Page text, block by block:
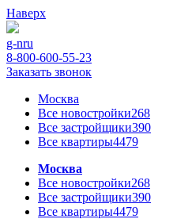
Наверх
g-nru
8-800-600-55-23
Заказать звонок
Москва
Все новостройки268
Все застройщики390
Все квартиры4479
Москва
Все новостройки268
Все застройщики390
Все квартиры4479